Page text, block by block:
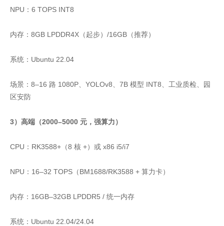
NPU：6 TOPS INT8
内存：8GB LPDDR4X（起步）/16GB（推荐）
系统：Ubuntu 22.04
场景：8–16 路 1080P、YOLOv8、7B 模型 INT8、工业质检、园
区安防
3）高端（2000–5000 元，强算力）
CPU：RK3588+（8 核 +）或 x86 i5/i7
NPU：16–32 TOPS（BM1688/RK3588 + 算力卡）
内存：16GB–32GB LPDDR5 / 统一内存
系统：Ubuntu 22.04/24.04